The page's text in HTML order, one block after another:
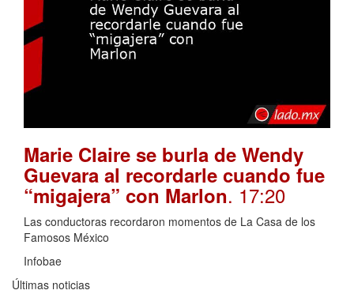
Marie Claire se burla de Wendy
Guevara al recordarle cuando fue
“migajera” con Marlon. 17:20
Las conductoras recordaron momentos de La Casa de los
Famosos México
Infobae
Últimas noticias